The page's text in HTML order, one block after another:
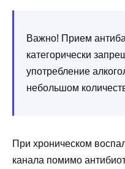
Важно! Прием
категорически
употребление
небольшом
При хроническом
канала помимо